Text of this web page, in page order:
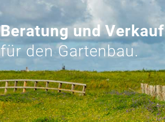
Beratung und Verkauf
für den Gartenbau.